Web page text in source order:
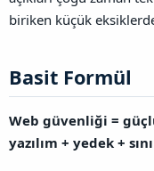
biriken küçük
Basit Formül​
Web güvenliği =
yazılım + yedek +